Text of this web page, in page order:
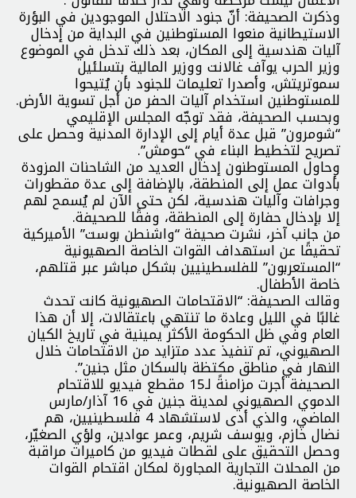
وذكرت الصحيفة: أنّ جنود الاحتلال الموجودين في البؤرة
الاستيطانية منعوا المستوطنين في البداية من إدخال
آليات هندسية إلى المكان، بعد ذلك تدخل في الموضوع
وزير الحرب يوآف غالانت ووزير المالية بتسلئيل
سموتريتش، وأصدرا تعليمات للجنود بأن يُتيحوا
للمستوطنين استخدام آليات الحفر من أجل تسوية الأرض.
وبحسب الصحيفة، فقد توجّه المجلس الإقليمي
“شومرون” قبل عدة أيام إلى الإدارة المدنية وحصل على
تصريح لتخطيط البناء في “حومش”.
وحاول المستوطنون إدخال العديد من الشاحنات المزودة
بأدوات عمل إلى المنطقة، بالإضافة إلى عدة مقطورات
وجرافات وآليات هندسية، لكن حتى الآن لم يُسمح لهم
إلا بإدخال حفارة إلى المنطقة، وفقًا للصحيفة.
من جانب آخر، نشرت صحيفة “واشنطن بوست” الأميركية
تحقيقًا عن استهداف القوات الخاصة الصهيونية
“المستعربون” للفلسطينيين بشكل مباشر عبر قتلهم،
خاصة الأطفال.
وقالت الصحيفة: “الاقتحامات الصهيونية كانت تحدث
غالبًا في الليل وعادة ما تنتهي باعتقالات، إلا أن هذا
العام وفي ظل الحكومة الأكثر يمينية في تاريخ الكيان
الصهيوني، تم تنفيذ عدد متزايد من الاقتحامات خلال
النهار في مناطق مكتظة بالسكان مثل جنين”.
الصحيفة أجرت مزامنةً لـ15 مقطع فيديو للاقتحام
الدموي الصهيوني لمدينة جنين في 16 آذار/مارس
الماضي، والذي أدى لاستشهاد 4 فلسطينيين، هم
نضال خازم، ويوسف شريم، وعمر عوادين، ولؤي الصغيّر،
وحصل التحقيق على لقطات فيديو من كاميرات مراقبة
من المحلات التجارية المجاورة لمكان اقتحام القوات
الخاصة الصهيونية.